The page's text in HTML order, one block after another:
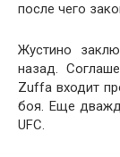
после чего
Жустино
назад.
Zuffa входит
боя. Еще
UFC.